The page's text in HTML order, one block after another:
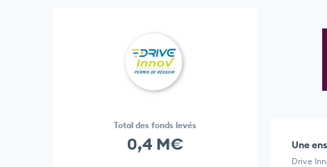
Total des fonds levés
0,4 M€ Une
Drive